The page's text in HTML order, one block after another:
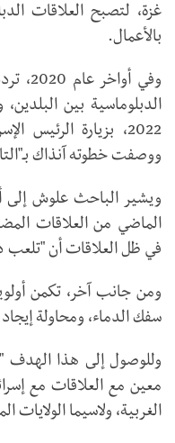
غزة، لتصبح العلاقات
بالأعمال.
وفي
الدبلوماسية بين
2022، بزيارة الرئيس
ووصفت خطوته آنذاك
ويشير الباحث علوش إلى
الماضي من العلاقات
في ظل العلاقات أن "تلعب
ومن جانب آخر، تكمن
سفك الدماء، ومحاولة
وللوصول إلى هذا
معين مع العلاقات مع
الغربية، ولاسيما